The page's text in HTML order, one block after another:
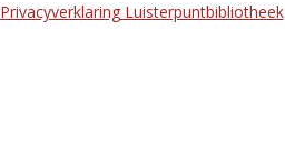
Privacyverklaring Luisterpuntbibliotheek